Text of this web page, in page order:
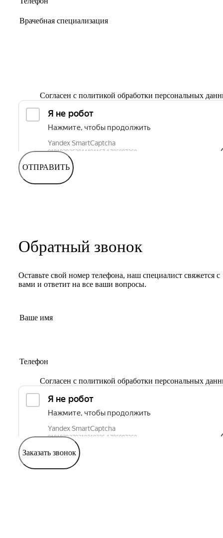
Согласен с политикой обработки персональных
ОТПРАВИТЬ
Обратный звонок
Оставьте свой номер телефона, наш специалист свяжется с
вами и ответит на все ваши вопросы.
Согласен с политикой обработки персональных
Заказать звонок